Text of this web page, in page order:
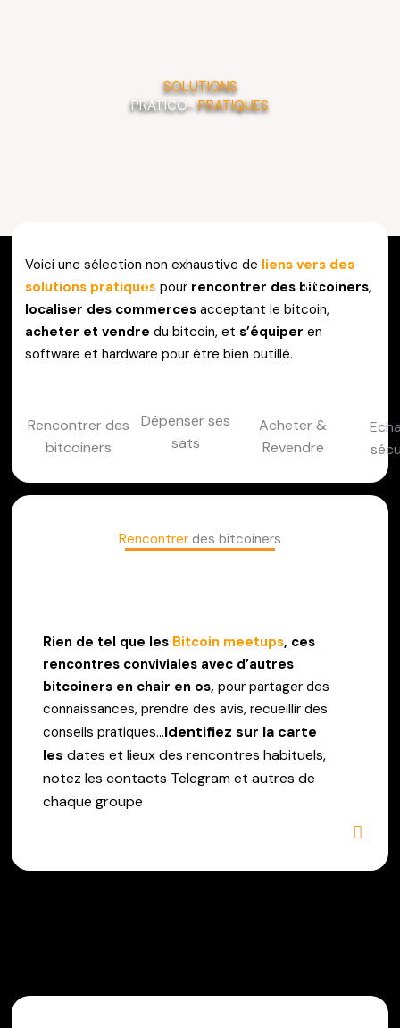
EN
SOLUTIONS
PRATICO-PRATIQUES
Voici une sélection non exhaustive de liens vers des
solutions pratiques pour rencontrer des bitcoiners,
localiser des commerces acceptant le bitcoin,
acheter et vendre du bitcoin, et s’équiper en
software et hardware pour être bien outillé.
Rencontrer des
bitcoiners
Dépenser ses
sats
Acheter &
Revendre
Rencontrer des bitcoiners
Rien de tel que les Bitcoin meetups, ces
rencontres conviviales avec d’autres
bitcoiners en chair en os, pour partager des
connaissances, prendre des avis, recueillir des
conseils pratiques…Identifiez sur la carte
les dates et lieux des rencontres habituels,
notez les contacts Telegram et autres de
chaque groupe